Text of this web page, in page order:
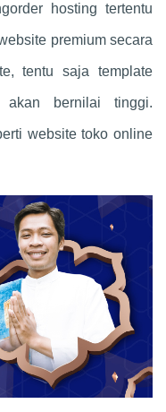
hosting tertentu
premium secara
tentu saja template
bernilai tinggi.
website toko online